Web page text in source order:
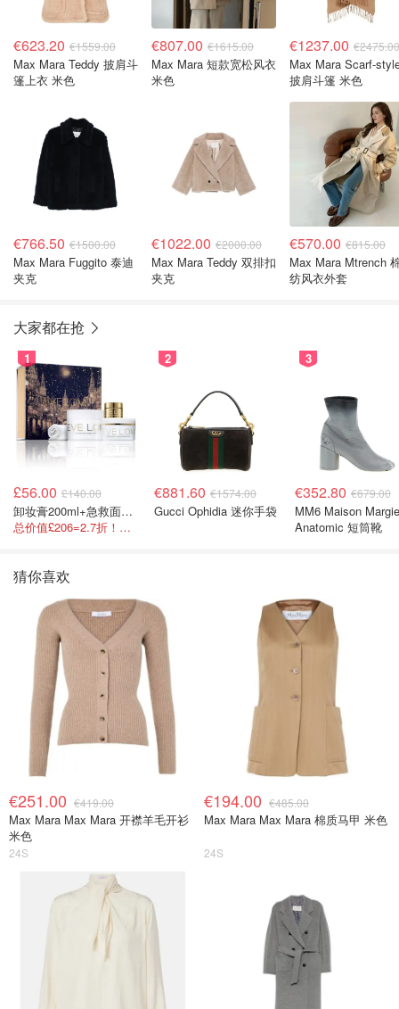
€623.20 €1559.00
Max Mara Teddy 披肩斗
篷上衣 米色
€807.00 €1615.00
Max Mara 短款宽松风衣
米色
€1237.00 €2475.00
Max Mara Scarf-
披肩斗篷 米色
€766.50 €1500.00
Max Mara Fuggito 泰迪
夹克
€1022.00 €2000.00
Max Mara Teddy 双排扣
夹克
€570.00 €815.00
Max Mara Mtrench
纺风衣外套
大家都在抢
1
£56.00 £140.00
卸妆膏200ml+急救面膜100ml+青春面霜15ml
总价值£206=2.7折！闭眼冲这套！
2
€881.60 €1574.00
Gucci Ophidia 迷你手袋
3
€352.80 €679.00
MM6 Maison
Anatomic 短筒靴
猜你喜欢
€251.00 €419.00
Max Mara Max Mara 开襟羊毛开衫
米色
24S
€194.00 €485.00
Max Mara Max Mara 棉质马甲 米色
24S